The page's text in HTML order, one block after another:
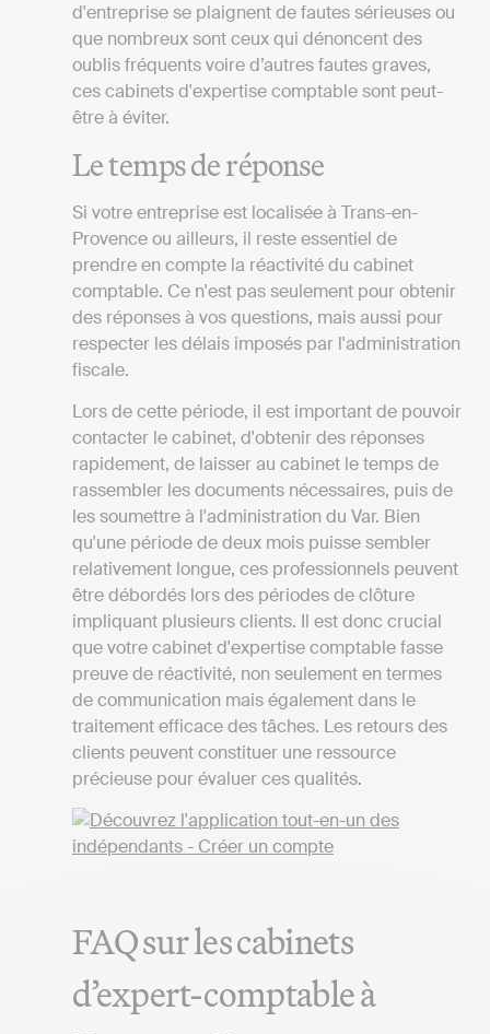
d'entreprise se plaignent de fautes sérieuses ou
que nombreux sont ceux qui dénoncent des
oublis fréquents voire d’autres fautes graves,
ces cabinets d'expertise comptable sont peut-
être à éviter.
Le temps de réponse
Si votre entreprise est localisée à Trans-en-
Provence ou ailleurs, il reste essentiel de
prendre en compte la réactivité du cabinet
comptable. Ce n'est pas seulement pour obtenir
des réponses à vos questions, mais aussi pour
respecter les délais imposés par l'administration
fiscale.
Lors de cette période, il est important de pouvoir
contacter le cabinet, d'obtenir des réponses
rapidement, de laisser au cabinet le temps de
rassembler les documents nécessaires, puis de
les soumettre à l'administration du Var. Bien
qu'une période de deux mois puisse sembler
relativement longue, ces professionnels peuvent
être débordés lors des périodes de clôture
impliquant plusieurs clients. Il est donc crucial
que votre cabinet d'expertise comptable fasse
preuve de réactivité, non seulement en termes
de communication mais également dans le
traitement efficace des tâches. Les retours des
clients peuvent constituer une ressource
précieuse pour évaluer ces qualités.
FAQ sur les cabinets
d’expert-comptable à